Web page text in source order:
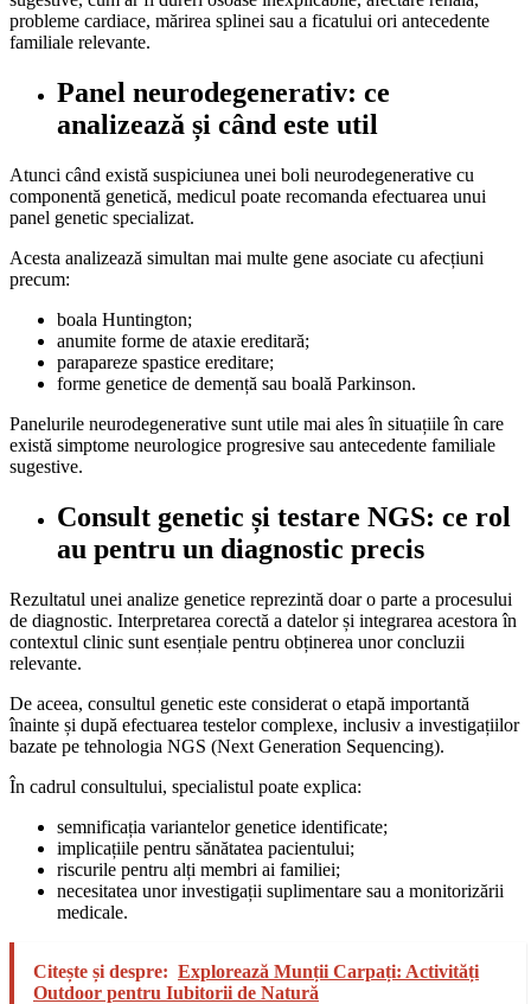
probleme cardiace, mărirea splinei sau a ficatului ori antecedente
familiale relevante.
Panel neurodegenerativ: ce
analizează și când este util
Atunci când există suspiciunea unei boli neurodegenerative cu
componentă genetică, medicul poate recomanda efectuarea unui
panel genetic specializat.
Acesta analizează simultan mai multe gene asociate cu afecțiuni
precum:
boala Huntington;
anumite forme de ataxie ereditară;
parapareze spastice ereditare;
forme genetice de demență sau boală Parkinson.
Panelurile neurodegenerative sunt utile mai ales în situațiile în care
există simptome neurologice progresive sau antecedente familiale
sugestive.
Consult genetic și testare NGS: ce rol
au pentru un diagnostic precis
Rezultatul unei analize genetice reprezintă doar o parte a procesului
de diagnostic. Interpretarea corectă a datelor și integrarea acestora în
contextul clinic sunt esențiale pentru obținerea unor concluzii
relevante.
De aceea, consultul genetic este considerat o etapă importantă
înainte și după efectuarea testelor complexe, inclusiv a investigațiilor
bazate pe tehnologia NGS (Next Generation Sequencing).
În cadrul consultului, specialistul poate explica:
semnificația variantelor genetice identificate;
implicațiile pentru sănătatea pacientului;
riscurile pentru alți membri ai familiei;
necesitatea unor investigații suplimentare sau a monitorizării
medicale.
Citește și despre: Explorează Munții Carpați: Activități
Outdoor pentru Iubitorii de Natură